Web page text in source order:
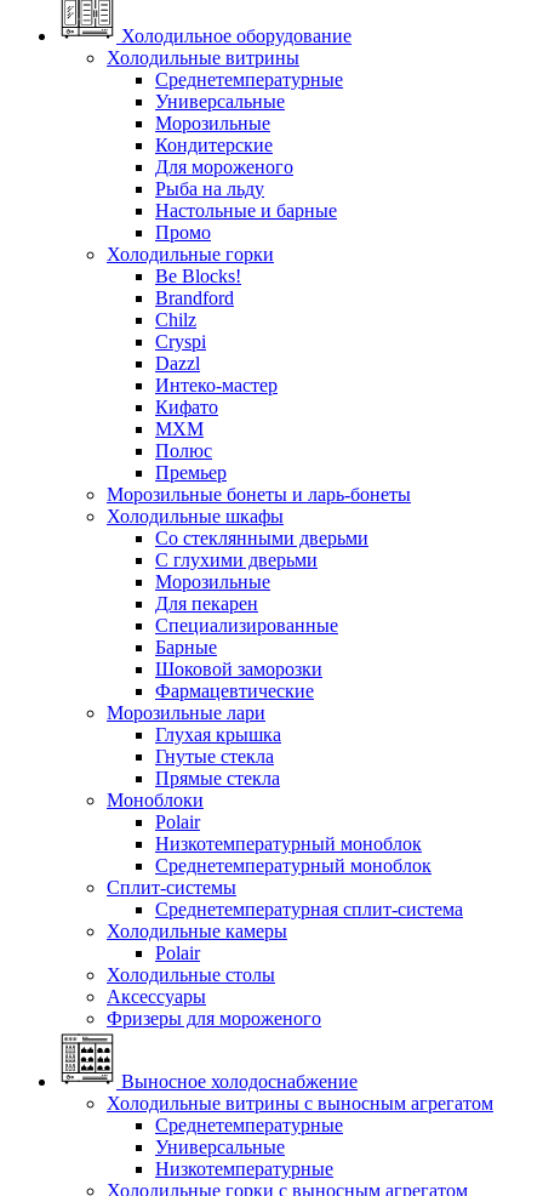
Холодильное оборудование
Холодильные витрины
Среднетемпературные
Универсальные
Морозильные
Кондитерские
Для мороженого
Рыба на льду
Настольные и барные
Промо
Холодильные горки
Be Blocks!
Brandford
Chilz
Cryspi
Dazzl
Интеко-мастер
Кифато
МХМ
Полюс
Премьер
Морозильные бонеты и ларь-бонеты
Холодильные шкафы
Со стеклянными дверьми
С глухими дверьми
Морозильные
Для пекарен
Специализированные
Барные
Шоковой заморозки
Фармацевтические
Морозильные лари
Глухая крышка
Гнутые стекла
Прямые стекла
Моноблоки
Polair
Низкотемпературный моноблок
Среднетемпературный моноблок
Сплит-системы
Среднетемпературная сплит-система
Холодильные камеры
Polair
Холодильные столы
Аксессуары
Фризеры для мороженого
Выносное холодоснабжение
Холодильные витрины с выносным агрегатом
Среднетемпературные
Универсальные
Низкотемпературные
Холодильные горки с выносным агрегатом